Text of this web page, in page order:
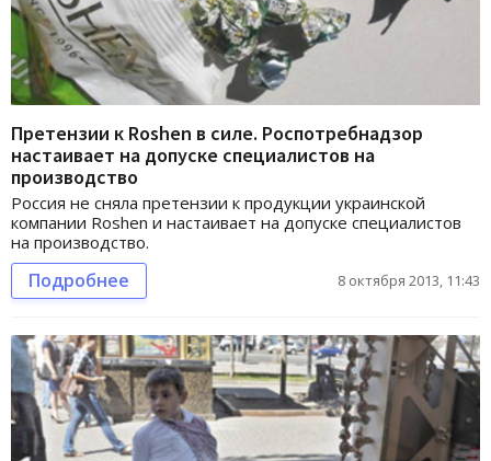
Претензии к Roshen в силе. Роспотребнадзор
настаивает на допуске специалистов на
производство
Россия не сняла претензии к продукции украинской
компании Roshen и настаивает на допуске специалистов
на производство.
Подробнее 8 октября 2013, 11:43